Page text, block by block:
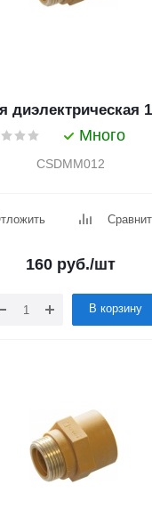
Много
CSDMM012
160 руб./шт
В корзину